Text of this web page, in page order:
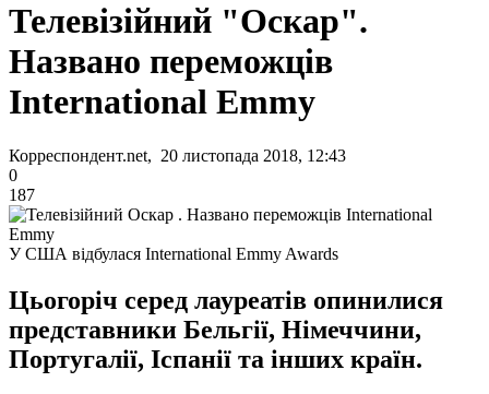
Телевізійний "Оскар".
Названо переможців
International Emmy
Корреспондент.net, 20 листопада 2018, 12:43
0
187
У США відбулася International Emmy Awards
Цьогоріч серед лауреатів опинилися
представники Бельгії, Німеччини,
Португалії, Іспанії та інших країн.